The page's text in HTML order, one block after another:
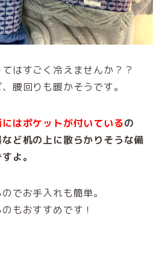
はすごく冷えませんか？？
腰回りも暖かそうです。
はポケットが付いているの
ど机の上に散らかりそうな備
よ。
でお手入れも簡単。
もおすすめです！